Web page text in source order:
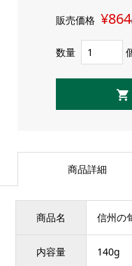
販売価格 ¥864
数量
商品詳細
商品名 信州の
内容量 140g